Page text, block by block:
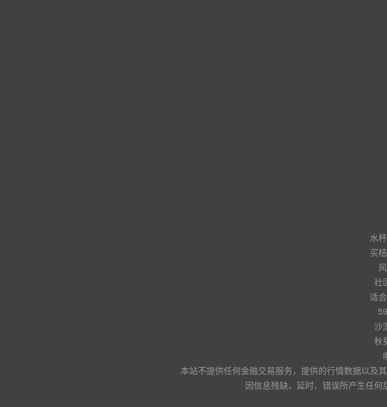
水
买
社
适
沙
秋
本站不提供任何金融交易服务，提供的行情数据以及
因信息残缺、延时、错误所产生任何